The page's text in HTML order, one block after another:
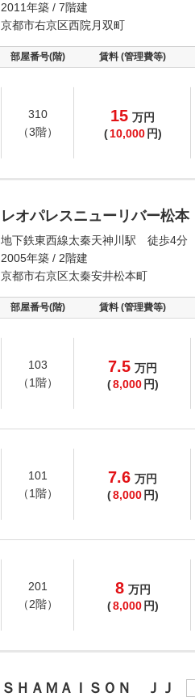
2011年築 / 7階建
京都市右京区西院月双町
部屋番号(階) 賃料 (管理費等)
310
（3階）
15 万円
( 10,000 円)
レオパレスニューリバー松本
地下鉄東西線太秦天神川駅 徒歩4分
2005年築 / 2階建
京都市右京区太秦安井松本町
部屋番号(階) 賃料 (管理費等)
103
（1階）
7.5 万円
(8,000 円)
101
（1階）
7.6 万円
(8,000 円)
201
（2階）
8 万円
(8,000 円)
ＳＨＡＭＡＩＳＯＮ ＪＪ